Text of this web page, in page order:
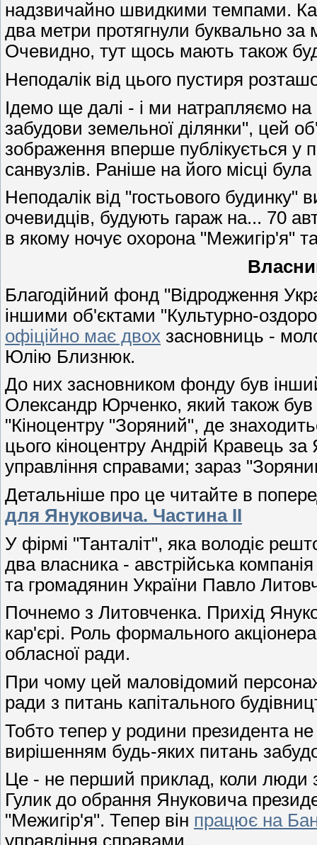
надзвичайно швидкими темпами.
два метри протягнули буквально за
Очевидно, тут щось мають також
Неподалік від цього пустиря
Ідемо ще далі - і ми натрапляємо
забудови земельної ділянки", цей
зображення вперше публікується у
санвузлів. Раніше на його місці
Неподалік від "гостьового
очевидців, будують гараж на... 70
в якому ночує охорона "Межигір'я"
Благодійний фонд "Відродження
іншими об'єктами "Культурно-
офіційно має двох засновниць -
Юлію Близнюк.
До них засновником фонду був
Олександр Юрченко, який також був
"Кіноцентру "Зоряний", де
цього кіноцентру Андрій Кравець
управління справами; зараз
Детальніше про це читайте в
для Януковича. Частина ІІ
У фірмі "Танталіт", яка володіє
два власника - австрійська
та громадянин України Павло
Почнемо з Литовченка. Прихід
кар'єрі. Роль формального
обласної ради.
При чому цей маловідомий
ради з питань капітального
Тобто тепер у родини президента
вирішенням будь-яких питань
Це - не перший приклад, коли люди
Гулик до обрання Януковича
"Межигір'я". Тепер він працює на
управління справами...